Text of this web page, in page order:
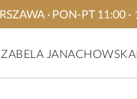
· PON-PT 11:00
JANACHOWSKA